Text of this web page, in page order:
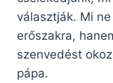
választják. Mi
erőszakra,
szenvedést
pápa.